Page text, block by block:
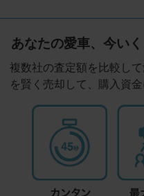
あなたの愛車、今いく
複数社の査定額を比較し
を賢く売却して、購入資